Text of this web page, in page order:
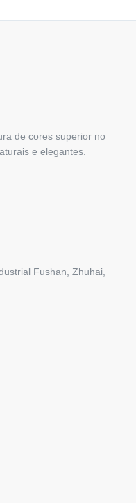
de cores superior no
e elegantes.
Fushan, Zhuhai,